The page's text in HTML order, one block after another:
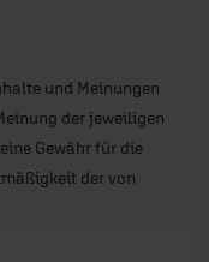
und Meinungen
der jeweiligen
Gewähr für die
der von